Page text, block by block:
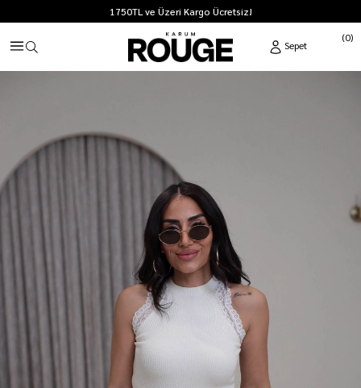
1750TL ve Üzeri Kargo Ücretsiz!
0